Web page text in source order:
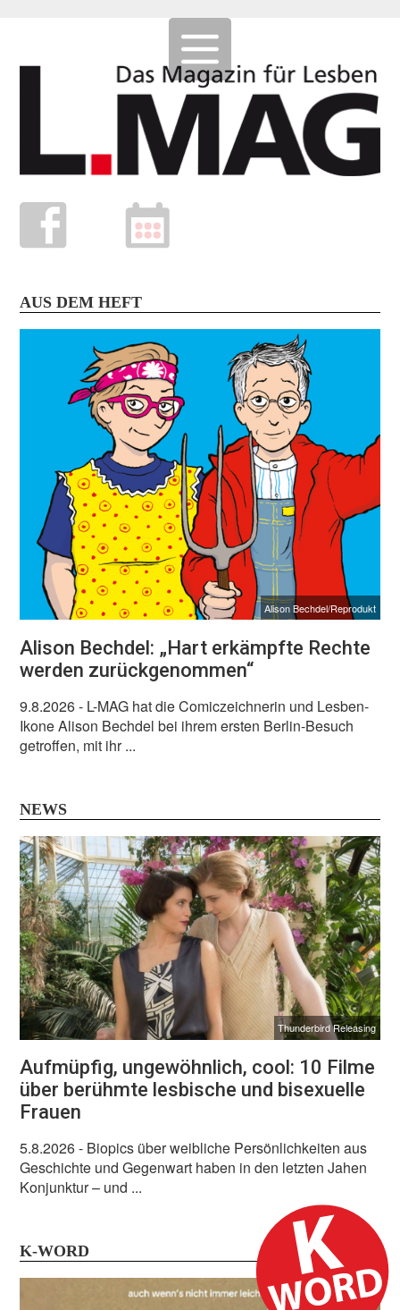
AUS DEM HEFT
Alison Bechdel/Reprodukt
Alison Bechdel: „Hart erkämpfte Rechte
werden zurückgenommen“
9.8.2026- L-MAG hat die Comiczeichnerin und Lesben-
Ikone Alison Bechdel bei ihrem ersten Berlin-Besuch
getroffen, mit ihr ...
NEWS
Thunderbird Releasing
Aufmüpfig, ungewöhnlich, cool: 10 Filme
über berühmte lesbische und bisexuelle
Frauen
5.8.2026- Biopics über weibliche Persönlichkeiten aus
Geschichte und Gegenwart haben in den letzten Jahen
Konjunktur – und ...
K-WORD